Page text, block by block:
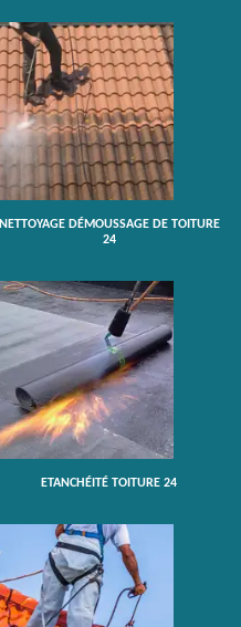
NETTOYAGE DÉMOUSSAGE DE TOITURE
24
ETANCHÉITÉ TOITURE 24